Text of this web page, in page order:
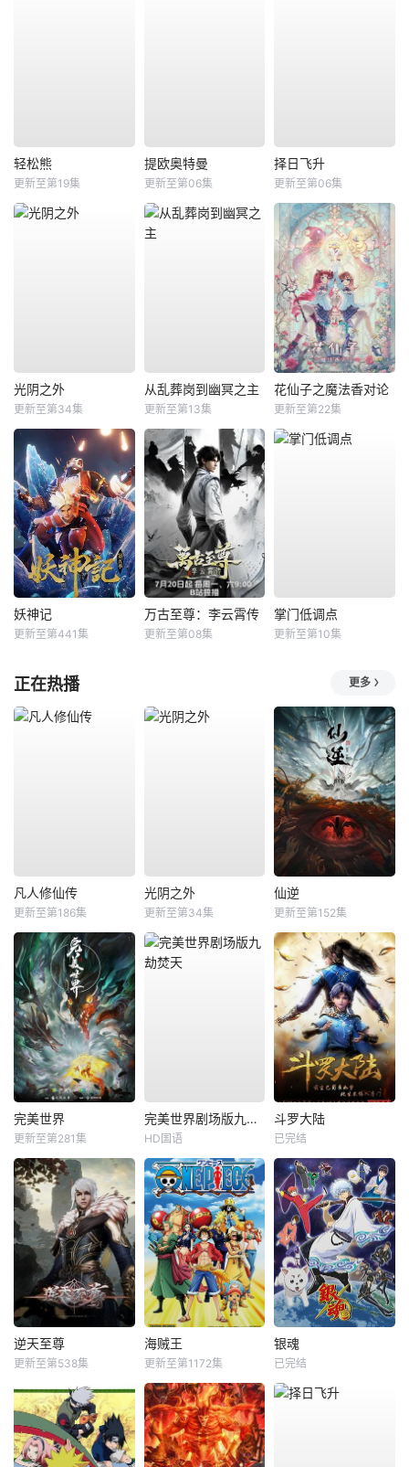
轻松熊
更新至第19集
提欧奥特曼
更新至第06集
择日飞升
更新至第06集
光阴之外
更新至第34集
从乱葬岗到幽冥之主
更新至第13集
花仙子之魔法香对论
更新至第22集
妖神记
更新至第441集
万古至尊：李云霄传
更新至第08集
掌门低调点
更新至第10集
正在热播 更多
凡人修仙传
更新至第186集
光阴之外
更新至第34集
仙逆
更新至第152集
完美世界
更新至第281集
完美世界剧场版九劫焚天
HD国语
斗罗大陆
已完结
逆天至尊
更新至第538集
海贼王
更新至第1172集
银魂
已完结